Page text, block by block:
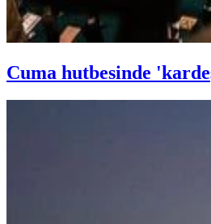
Cuma hutbesinde